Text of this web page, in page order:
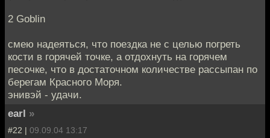
2 Goblin
смею надеяться, что поездка не с целью погреть
кости в горячей точке, а отдохнуть на горячем
песочке, что в достаточном количестве рассыпан по
берегам Красного Моря.
энивэй - удачи.
earl »
#22 | 09.09.04 13:17